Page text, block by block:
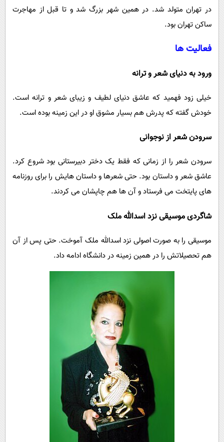
در تهران متولد شد. در همین شهر بزرگ شد و تا قبل از مهاجرت
ساکن تهران بود.
فعالیت ها
ورود به دنیای شعر و ترانه
خیلی زود فهمید که عاشق دنیای لطیف و زیبای شعر و ترانه است.
خودش گفته که پدرش هم بسیار مشوق او در این زمینه بوده است.
سرودن شعر از نوجوانی
سرودن شعر را از زمانی که فقط یک دختر دبیرستانی بود شروع کرد.
عاشق شعر و داستان بود. حتی شعرها و داستان هایش را برای روزنامه
های پایتخت می فرستاد و آن ها هم چاپشان می کردند.
شاگردی موسیقی نزد اسدالله ملک
موسیقی را به صورت اصولی نزد اسدالله ملک آموخت. حتی پس از آن
هم تحصیلاتش را در همین زمینه در دانشگاه ادامه داد.